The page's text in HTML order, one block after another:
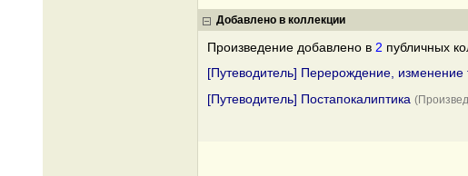
Добавлено в коллекции
Произведение добавлено в 2 публичных
[Путеводитель] Перерождение, изменение
[Путеводитель] Постапокалиптика